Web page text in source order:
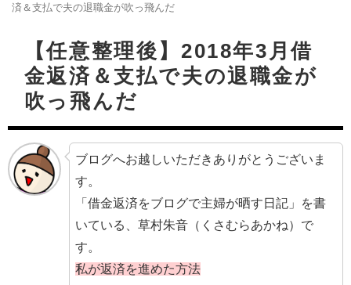
済＆支払で夫の退職金が吹っ飛んだ
【任意整理後】2018年3月借
金返済＆支払で夫の退職金が
吹っ飛んだ
ブログへお越しいただきありがとうございま
す。
「借金返済をブログで主婦が晒す日記」を書
いている、草村朱音（くさむらあかね）で
す。
私が返済を進めた方法